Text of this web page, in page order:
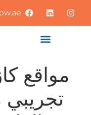
مواقع
تجريبي